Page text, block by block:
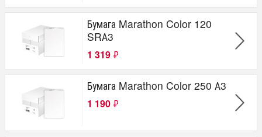
Бумага Marathon Color 120
SRА3
1 319 ₽
Бумага Marathon Color 250 А3
1 190 ₽